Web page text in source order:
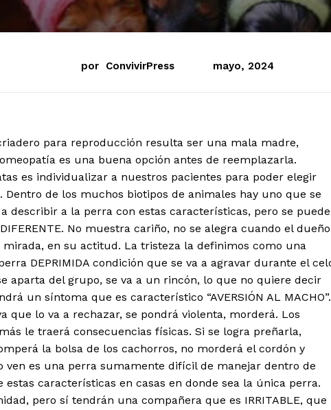
por ConvivirPress mayo, 2024
para reproducción resulta ser una mala madre,
es una buena opción antes de reemplazarla.
es individualizar a nuestros pacientes para poder elegir
de los muchos biotipos de animales hay uno que se
describir a la perra con estas características, pero se puede
No muestra cariño, no se alegra cuando el dueño
mirada, en su actitud. La tristeza la definimos como una
DEPRIMIDA condición que se va a agravar durante el
aparta del grupo, se va a un rincón, lo que no quiere decir
un síntoma que es característico “AVERSIÓN AL MACHO”.
que lo va a rechazar, se pondrá violenta, morderá. Los
le traerá consecuencias físicas. Si se logra preñarla,
la bolsa de los cachorros, no morderá el cordón y
ven es una perra sumamente difícil de manejar dentro de
características en casas en donde sea la única perra.
pero sí tendrán una compañera que es IRRITABLE, que